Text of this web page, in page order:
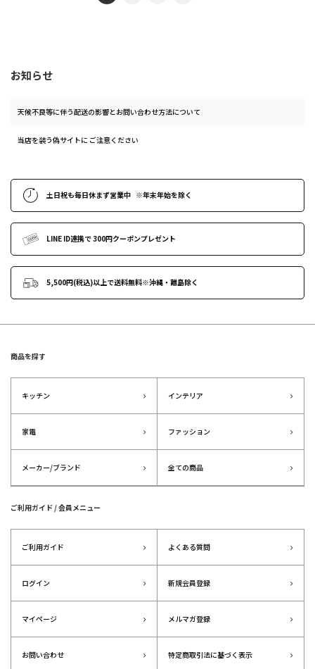
お知らせ
天候不良等に伴う配送の影響とお問い合わせ方法について
当店を装う偽サイトに ご注意ください
土日祝も毎日休まず営業中 ※年末年始を除く
LINE ID連携で300円クーポンプレゼント
5,500円(税込)以上で送料無料※沖縄・離島除く
商品を探す
キッチン インテリア
家電 ファッション
メーカー/ブランド 全ての商品
ご利用ガイド / 会員メニュー
ご利用ガイド よくある質問
ログイン 新規会員登録
マイページ メルマガ登録
お問い合わせ 特定商取引法に基づく表示